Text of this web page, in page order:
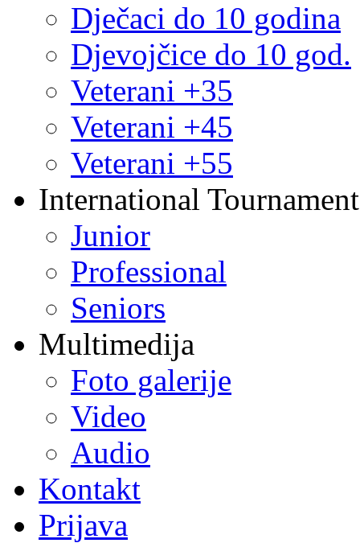
Dječaci do 10 godina
Djevojčice do 10 god.
Veterani +35
Veterani +45
Veterani +55
International
Junior
Professional
Seniors
Multimedija
Foto galerije
Video
Audio
Kontakt
Prijava